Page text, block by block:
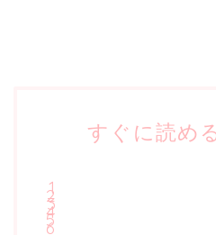
すぐに読め